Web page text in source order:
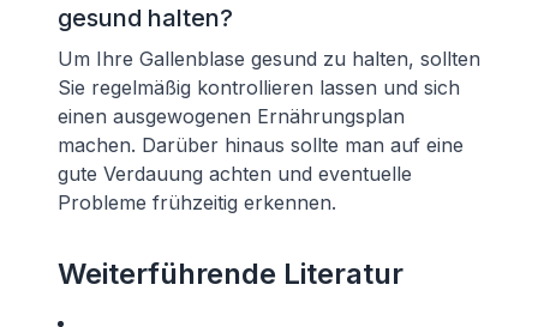
gesund halten?
Um Ihre Gallenblase gesund zu halten, sollten
Sie regelmäßig kontrollieren lassen und sich
einen ausgewogenen Ernährungsplan
machen. Darüber hinaus sollte man auf eine
gute Verdauung achten und eventuelle
Probleme frühzeitig erkennen.
Weiterführende Literatur